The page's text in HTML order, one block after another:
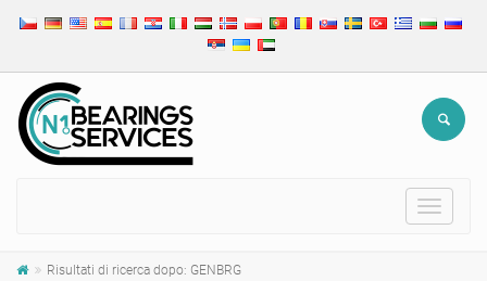
Toggle
Risultati di ricerca dopo: GENBRG